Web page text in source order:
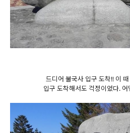
드디어 불국사 입구 도착!! 이
입구 도착해서도 걱정이었다.